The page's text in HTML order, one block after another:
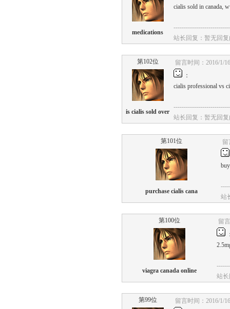
cialissoldincanada,
medications
站长回复：暂无回复
第102位
留言时间：2016/1/
：
cialisprofessionalvs
is cialis sold over
站长回复：暂无回复
第101位
buy
purchase cialis cana
站
第100位
留
viagra canada online
站
第99位
留言时间：2016/1/